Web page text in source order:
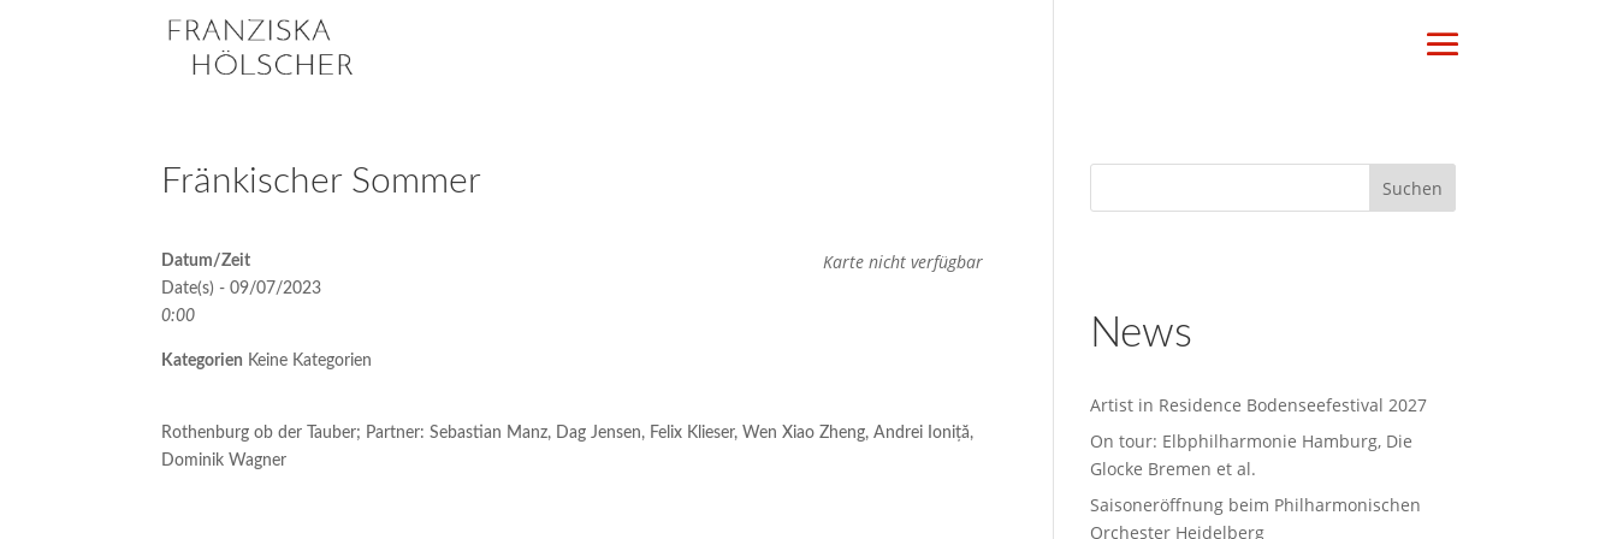
Fränkischer Sommer
Karte nicht verfügbar
Datum/Zeit
Date(s) - 09/07/2023
0:00
Kategorien Keine Kategorien
Rothenburg ob der Tauber; Partner: Sebastian Manz, Dag Jensen, Felix Klieser, Wen Xiao Zheng, Andrei Ioniță,
Dominik Wagner
News
Artist in Residence Bodenseefestival 2027
On tour: Elbphilharmonie Hamburg, Die
Glocke Bremen et al.
Saisoneröffnung beim Philharmonischen
Orchester Heidelberg